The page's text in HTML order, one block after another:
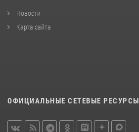
Новости
Карта сайта
ОФИЦИАЛЬНЫЕ СЕТЕВЫЕ РЕСУРСЫ